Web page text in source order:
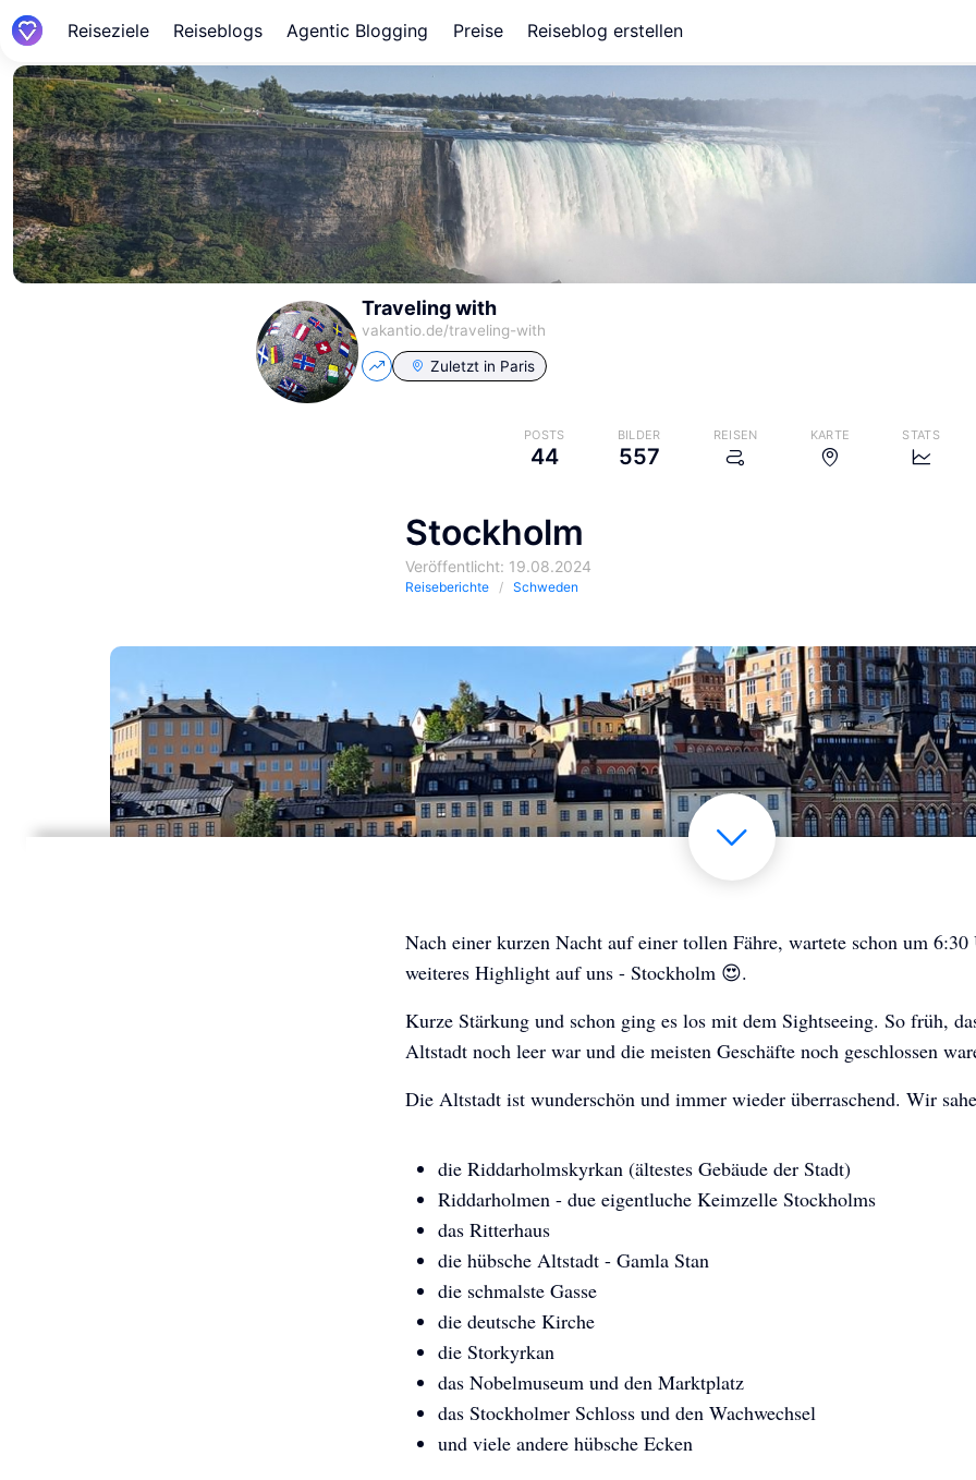
Reiseziele Reiseblogs Agentic Blogging Preise Reiseblog erstellen
Traveling with
vakantio.de/traveling-with
Zuletzt in Paris
POSTS
44
BILDER
557
REISEN KARTE STATS
Stockholm
Veröffentlicht: 19.08.2024
Reiseberichte Schweden
Nach einer kurzen Nacht auf einer tollen Fähre, wartete schon um 6:30
weiteres Highlight auf uns - Stockholm 😍.
Kurze Stärkung und schon ging es los mit dem Sightseeing. So früh,
Altstadt noch leer war und die meisten Geschäfte noch geschlossen
Die Altstadt ist wunderschön und immer wieder überraschend. Wir
die Riddarholmskyrkan (ältestes Gebäude der Stadt)
Riddarholmen - due eigentluche Keimzelle Stockholms
das Ritterhaus
die hübsche Altstadt - Gamla Stan
die schmalste Gasse
die deutsche Kirche
die Storkyrkan
das Nobelmuseum und den Marktplatz
das Stockholmer Schloss und den Wachwechsel
und viele andere hübsche Ecken